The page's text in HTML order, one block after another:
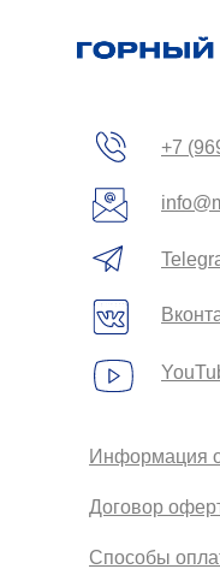
Договор
Способы
Информация
+7